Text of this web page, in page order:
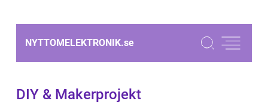
NYTTOMELEKTRONIK.se
DIY & Makerprojekt